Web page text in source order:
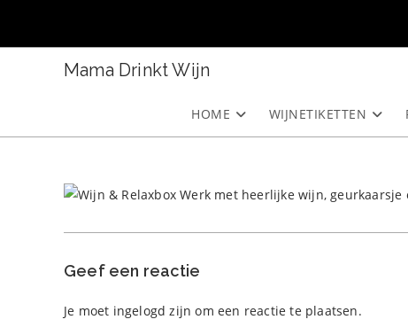
Mama Drinkt Wijn
HOME WIJNETIKETTEN
Geef een reactie
Je moet ingelogd zijn om een reactie te plaatsen.